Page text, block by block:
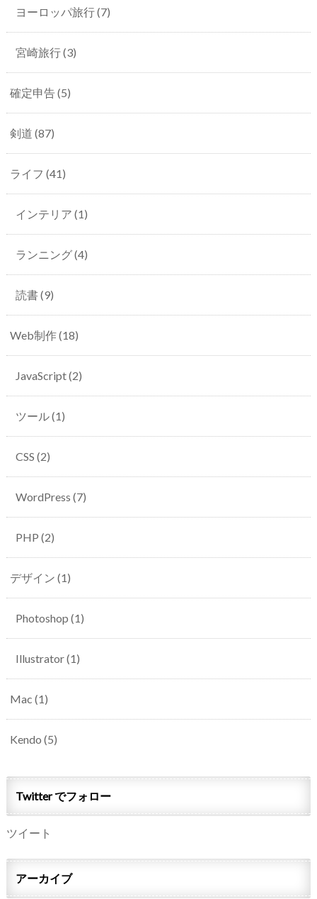
ヨーロッパ旅行(7)
宮崎旅行(3)
確定申告(5)
剣道 (87)
ライフ (41)
インテリア (1)
ランニング(4)
読書(9)
Web制作(18)
JavaScript(2)
ツール(1)
CSS (2)
WordPress (7)
PHP (2)
デザイン (1)
Photoshop (1)
Illustrator(1)
Mac (1)
Kendo (5)
Twitter でフォロー
ツイート
アーカイブ